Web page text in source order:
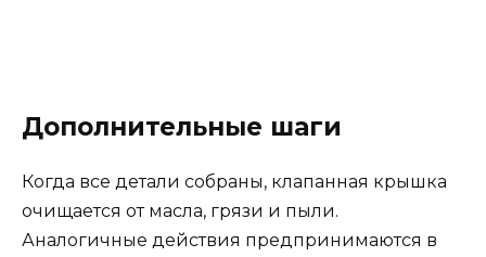
Дополнительные шаги
Когда все детали собраны, клапанная крышка
очищается от масла, грязи и пыли.
Аналогичные действия предпринимаются в